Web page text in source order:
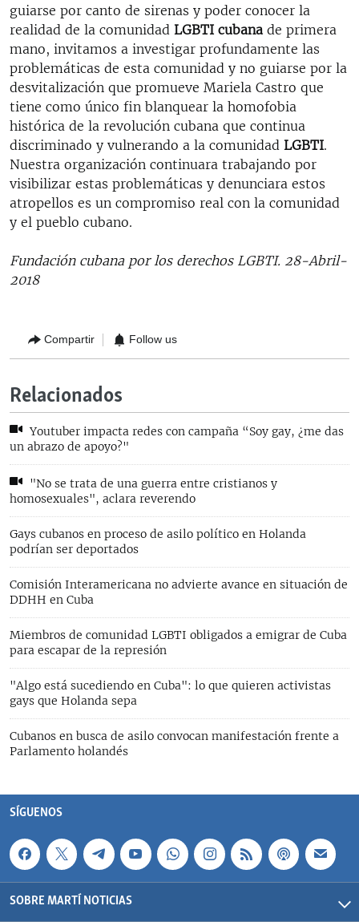
guiarse por canto de sirenas y poder conocer la
realidad de la comunidad LGBTI cubana de primera
mano, invitamos a investigar profundamente las
problemáticas de esta comunidad y no guiarse por la
desvitalización que promueve Mariela Castro que
tiene como único fin blanquear la homofobia
histórica de la revolución cubana que continua
discriminado y vulnerando a la comunidad LGBTI.
Nuestra organización continuara trabajando por
visibilizar estas problemáticas y denunciara estos
atropellos es un compromiso real con la comunidad
y el pueblo cubano.
Fundación cubana por los derechos LGBTI. 28-Abril-
2018
Compartir Follow us
Relacionados
Youtuber impacta redes con campaña “Soy gay, ¿me das
un abrazo de apoyo?"
"No se trata de una guerra entre cristianos y
homosexuales", aclara reverendo
Gays cubanos en proceso de asilo político en Holanda
podrían ser deportados
Comisión Interamericana no advierte avance en situación de
DDHH en Cuba
Miembros de comunidad LGBTI obligados a emigrar de Cuba
para escapar de la represión
"Algo está sucediendo en Cuba": lo que quieren activistas
gays que Holanda sepa
Cubanos en busca de asilo convocan manifestación frente a
Parlamento holandés
SÍGUENOS
SOBRE MARTÍ NOTICIAS